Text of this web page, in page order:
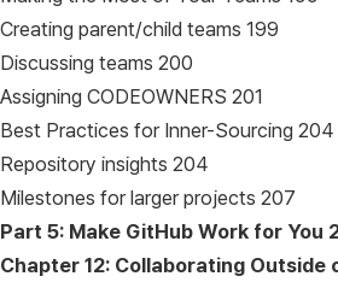
Creating parent/child teams 199
Discussing teams 200
Assigning CODEOWNERS 201
Best Practices for Inner-Sourcing 204
Repository insights 204
Milestones for larger projects 207
Part 5: Make GitHub Work for You
Chapter 12: Collaborating Outside